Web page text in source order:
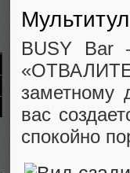
BUSY Bar
заметному
вас
спокойно